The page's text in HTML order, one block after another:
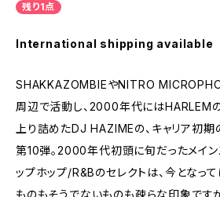
残り1点
International shipping available
SHAKKAZOMBIEやNITRO
周辺で活動し、2000年代にはHARLEM
上り詰めたDJ HAZIMEの、キャリア初期
第10弾。2000年代初頭に旬だったメイン
ップホップ/R&Bのセレクトは、今となっ
ものもそうでないものも疎らな印象です